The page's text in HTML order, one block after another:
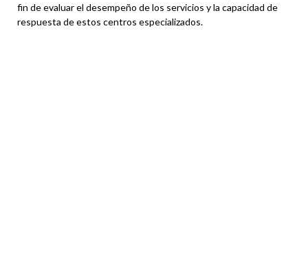
fin de evaluar el desempeño de los servicios y la capacidad de
respuesta de estos centros especializados.